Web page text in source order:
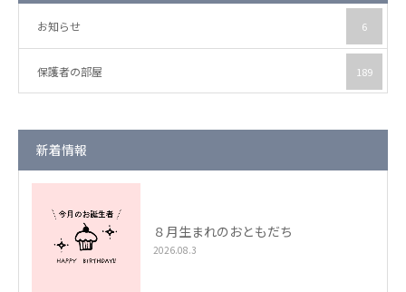
お知らせ 6
保護者の部屋 189
新着情報
８月生まれのおともだち
2026.08.3